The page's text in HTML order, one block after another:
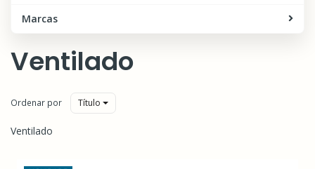
Marcas
Ventilado
Ordenar por Título
Ventilado